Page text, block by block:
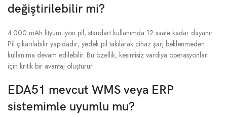
değiştirilebilir mi?
4.000 mAh lityum iyon pil, standart kullanımda 12 saate kadar dayanır.
Pil çıkarılabilir yapıdadır; yedek pil takılarak cihaz şarj beklenmeden
kullanıma devam edilebilir. Bu özellik, kesintisiz vardiya operasyonları
için kritik bir avantaj oluşturur.
EDA51 mevcut WMS veya ERP
sistemimle uyumlu mu?